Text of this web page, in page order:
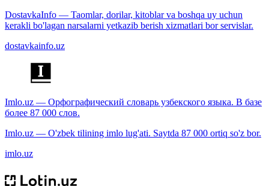
DostavkaInfo — Taomlar, dorilar, kitoblar va boshqa uy uchun
kerakli bo'lagan narsalarni yetkazib berish xizmatlari bor servislar.
dostavkainfo.uz
Imlo.uz — Орфографический словарь узбекского языка. В базе
более 87 000 слов.
Imlo.uz — O'zbek tilining imlo lug'ati. Saytda 87 000 ortiq so'z bor.
imlo.uz